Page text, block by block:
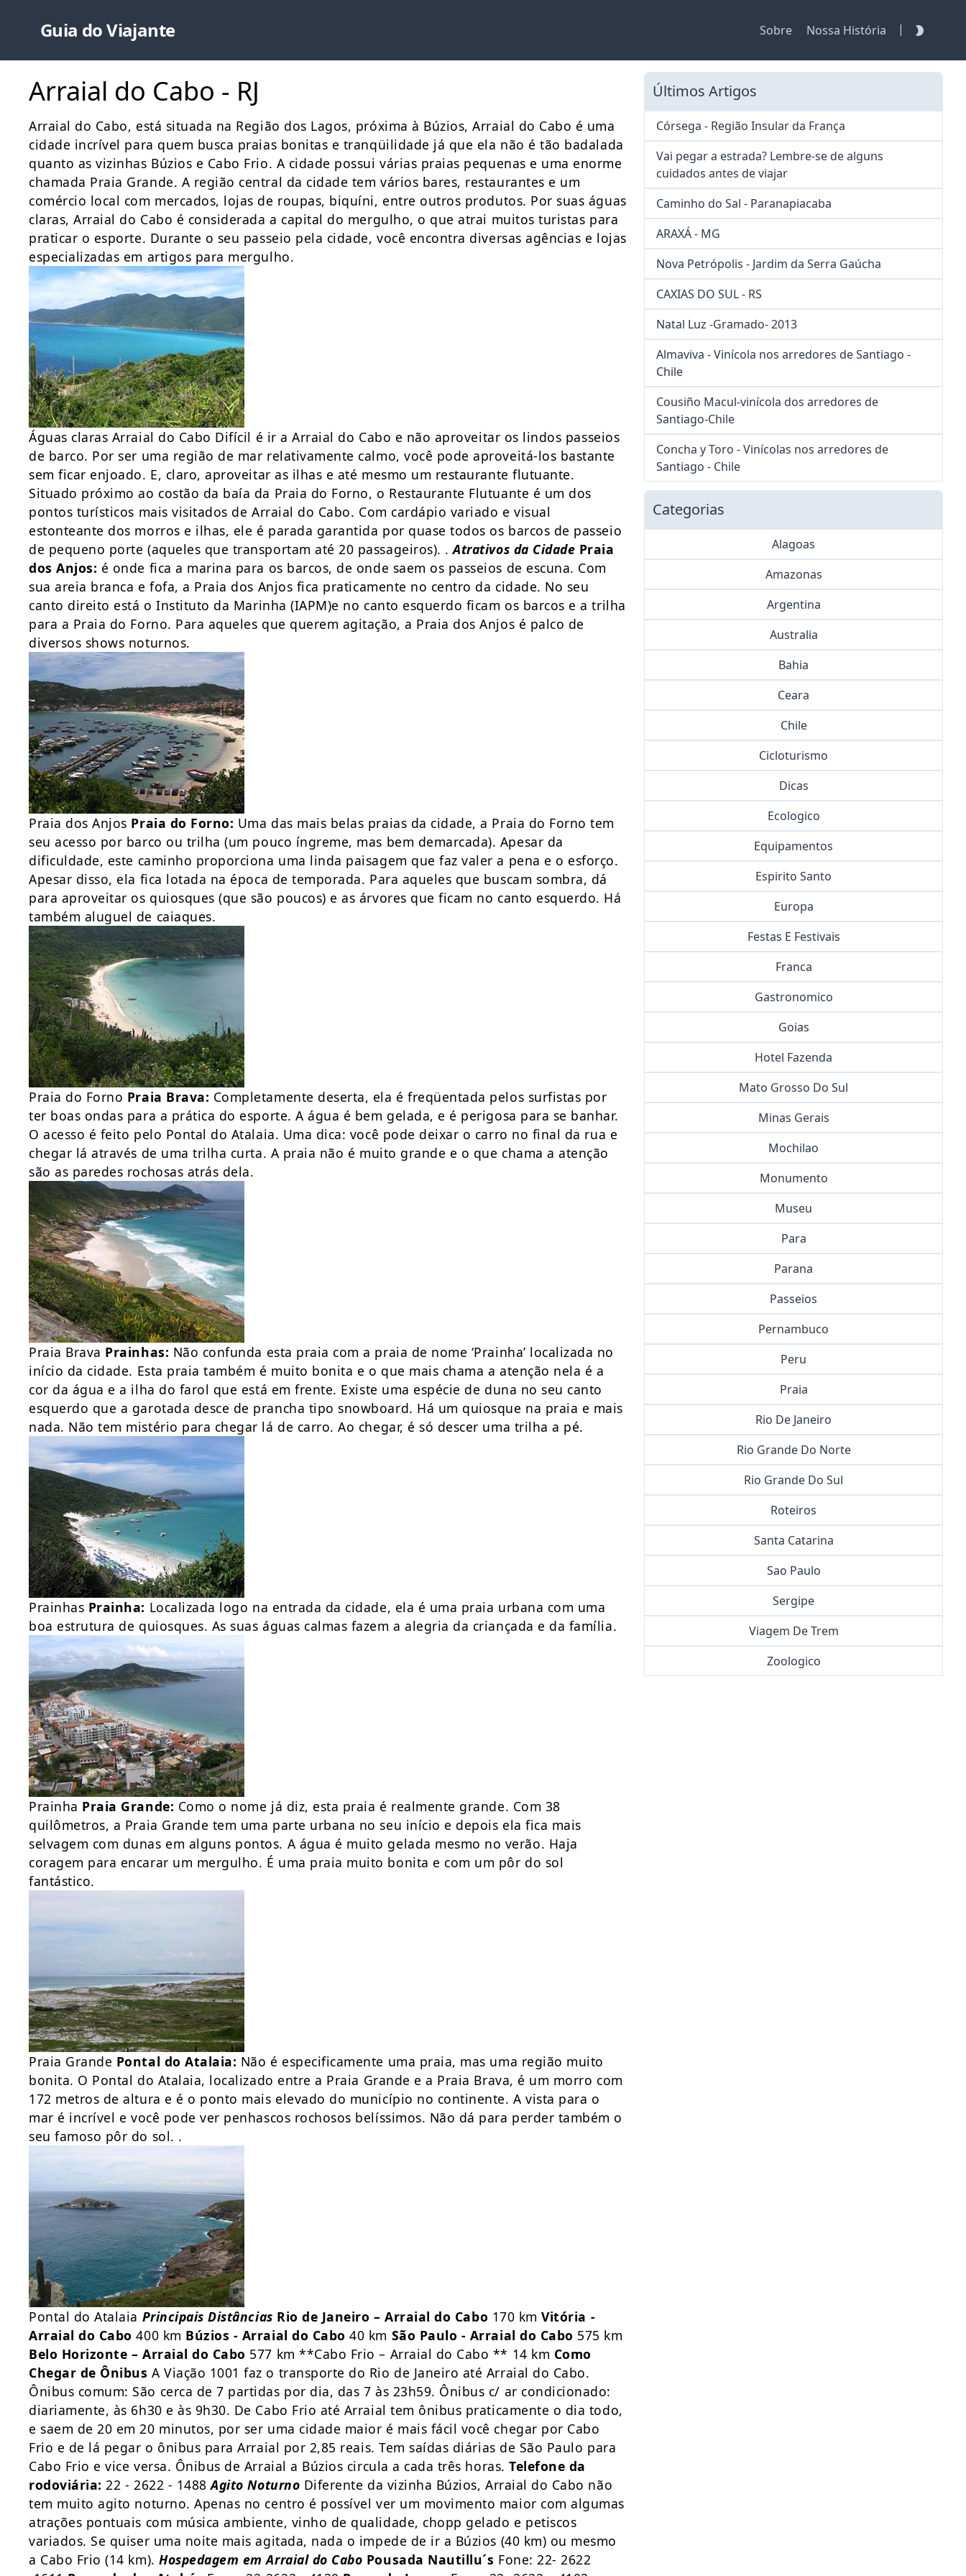
Guia do Viajante Sobre Nossa História |
Arraial do Cabo - RJ
Arraial do Cabo, está situada na Região dos Lagos, próxima à Búzios, Arraial do Cabo é uma
cidade incrível para quem busca praias bonitas e tranqüilidade já que ela não é tão badalada
quanto as vizinhas Búzios e Cabo Frio. A cidade possui várias praias pequenas e uma enorme
chamada Praia Grande. A região central da cidade tem vários bares, restaurantes e um
comércio local com mercados, lojas de roupas, biquíni, entre outros produtos. Por suas águas
claras, Arraial do Cabo é considerada a capital do mergulho, o que atrai muitos turistas para
praticar o esporte. Durante o seu passeio pela cidade, você encontra diversas agências e lojas
especializadas em artigos para mergulho.
Águas claras Arraial do Cabo Difícil é ir a Arraial do Cabo e não aproveitar os lindos passeios
de barco. Por ser uma região de mar relativamente calmo, você pode aproveitá-los bastante
sem ficar enjoado. E, claro, aproveitar as ilhas e até mesmo um restaurante flutuante.
Situado próximo ao costão da baía da Praia do Forno, o Restaurante Flutuante é um dos
pontos turísticos mais visitados de Arraial do Cabo. Com cardápio variado e visual
estonteante dos morros e ilhas, ele é parada garantida por quase todos os barcos de passeio
de pequeno porte (aqueles que transportam até 20 passageiros). .Atrativos da Cidade Praia
dos Anjos: é onde fica a marina para os barcos, de onde saem os passeios de escuna. Com
sua areia branca e fofa, a Praia dos Anjos fica praticamente no centro da cidade. No seu
canto direito está o Instituto da Marinha (IAPM)e no canto esquerdo ficam os barcos e a trilha
para a Praia do Forno. Para aqueles que querem agitação, a Praia dos Anjos é palco de
diversos shows noturnos.
Praia dos Anjos Praia do Forno: Uma das mais belas praias da cidade, a Praia do Forno tem
seu acesso por barco ou trilha (um pouco íngreme, mas bem demarcada). Apesar da
dificuldade, este caminho proporciona uma linda paisagem que faz valer a pena e o esforço.
Apesar disso, ela fica lotada na época de temporada. Para aqueles que buscam sombra, dá
para aproveitar os quiosques (que são poucos) e as árvores que ficam no canto esquerdo. Há
também aluguel de caiaques.
Praia do Forno Praia Brava: Completamente deserta, ela é freqüentada pelos surfistas por
ter boas ondas para a prática do esporte. A água é bem gelada, e é perigosa para se banhar.
O acesso é feito pelo Pontal do Atalaia. Uma dica: você pode deixar o carro no final da rua e
chegar lá através de uma trilha curta. A praia não é muito grande e o que chama a atenção
são as paredes rochosas atrás dela.
Praia Brava Prainhas: Não confunda esta praia com a praia de nome ‘Prainha’ localizada no
início da cidade. Esta praia também é muito bonita e o que mais chama a atenção nela é a
cor da água e a ilha do farol que está em frente. Existe uma espécie de duna no seu canto
esquerdo que a garotada desce de prancha tipo snowboard. Há um quiosque na praia e mais
nada. Não tem mistério para chegar lá de carro. Ao chegar, é só descer uma trilha a pé.
Prainhas Prainha: Localizada logo na entrada da cidade, ela é uma praia urbana com uma
boa estrutura de quiosques. As suas águas calmas fazem a alegria da criançada e da família.
Prainha Praia Grande: Como o nome já diz, esta praia é realmente grande. Com 38
quilômetros, a Praia Grande tem uma parte urbana no seu início e depois ela fica mais
selvagem com dunas em alguns pontos. A água é muito gelada mesmo no verão. Haja
coragem para encarar um mergulho. É uma praia muito bonita e com um pôr do sol
fantástico.
Praia Grande Pontal do Atalaia: Não é especificamente uma praia, mas uma região muito
bonita. O Pontal do Atalaia, localizado entre a Praia Grande e a Praia Brava, é um morro com
172 metros de altura e é o ponto mais elevado do município no continente. A vista para o
mar é incrível e você pode ver penhascos rochosos belíssimos. Não dá para perder também o
seu famoso pôr do sol. .
Pontal do Atalaia Principais Distâncias Rio de Janeiro – Arraial do Cabo 170 kmVitória -
Arraial do Cabo 400 km Búzios - Arraial do Cabo 40 km São Paulo - Arraial do Cabo 575 km
Belo Horizonte – Arraial do Cabo 577 km **Cabo Frio – Arraial do Cabo ** 14 km Como
Chegar de Ônibus A Viação 1001 faz o transporte do Rio de Janeiro até Arraial do Cabo.
Ônibus comum: São cerca de 7 partidas por dia, das 7 às 23h59. Ônibus c/ ar condicionado:
diariamente, às 6h30 e às 9h30. De Cabo Frio até Arraial tem ônibus praticamente o dia todo,
e saem de 20 em 20 minutos, por ser uma cidade maior é mais fácil você chegar por Cabo
Frio e de lá pegar o ônibus para Arraial por 2,85 reais. Tem saídas diárias de São Paulo para
Cabo Frio e vice versa. Ônibus de Arraial a Búzios circula a cada três horas.Telefone da
rodoviária: 22 - 2622 - 1488Agito Noturno Diferente da vizinha Búzios, Arraial do Cabo não
tem muito agito noturno. Apenas no centro é possível ver um movimento maior com algumas
atrações pontuais com música ambiente, vinho de qualidade, chopp gelado e petiscos
variados. Se quiser uma noite mais agitada, nada o impede de ir a Búzios (40 km) ou mesmo
a Cabo Frio (14 km).Hospedagem em Arraial do Cabo Pousada Nautillu´s Fone: 22- 2622
Últimos Artigos
Córsega - Região Insular da França
Vai pegar a estrada? Lembre-se de alguns
cuidados antes de viajar
Caminho do Sal - Paranapiacaba
ARAXÁ - MG
Nova Petrópolis - Jardim da Serra Gaúcha
CAXIAS DO SUL - RS
Natal Luz -Gramado- 2013
Almaviva - Vinícola nos arredores de Santiago -
Chile
Cousiño Macul-vinícola dos arredores de
Santiago-Chile
Concha y Toro - Vinícolas nos arredores de
Santiago - Chile
Categorias
Alagoas
Amazonas
Argentina
Australia
Bahia
Ceara
Chile
Cicloturismo
Dicas
Ecologico
Equipamentos
Espirito Santo
Europa
Festas E Festivais
Franca
Gastronomico
Goias
Hotel Fazenda
Mato Grosso Do Sul
Minas Gerais
Mochilao
Monumento
Museu
Para
Parana
Passeios
Pernambuco
Peru
Praia
Rio De Janeiro
Rio Grande Do Norte
Rio Grande Do Sul
Roteiros
Santa Catarina
Sao Paulo
Sergipe
Viagem De Trem
Zoologico